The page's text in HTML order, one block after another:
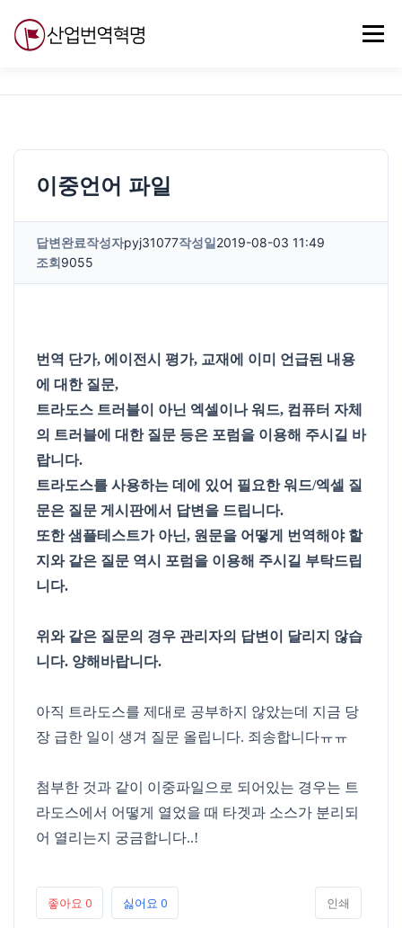
메뉴
이중언어 파일
답변완료작성자pyj31077작성일2019-08-03 11:49
조회9055
번역 단가, 에이전시 평가, 교재에 이미 언급된 내용
에 대한 질문,
트라도스 트러블이 아닌 엑셀이나 워드, 컴퓨터 자체
의 트러블에 대한 질문 등은 포럼을 이용해 주시길 바
랍니다.
트라도스를 사용하는 데에 있어 필요한 워드/엑셀 질
문은 질문 게시판에서 답변을 드립니다.
또한 샘플테스트가 아닌, 원문을 어떻게 번역해야 할
지와 같은 질문 역시 포럼을 이용해 주시길 부탁드립
니다.
위와 같은 질문의 경우 관리자의 답변이 달리지 않습
니다. 양해바랍니다.
아직 트라도스를 제대로 공부하지 않았는데 지금 당
장 급한 일이 생겨 질문 올립니다. 죄송합니다ㅠㅠ
첨부한 것과 같이 이중파일으로 되어있는 경우는 트
라도스에서 어떻게 열었을 때 타겟과 소스가 분리되
어 열리는지 궁금합니다..!
좋아요 0 싫어요 0 인쇄